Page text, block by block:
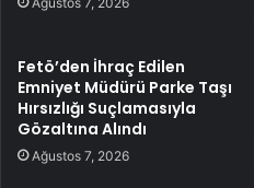
Fetö’den İhraç Edilen
Emniyet Müdürü Parke Taşı
Hırsızlığı Suçlamasıyla
Gözaltına Alındı
Ağustos 7, 2026